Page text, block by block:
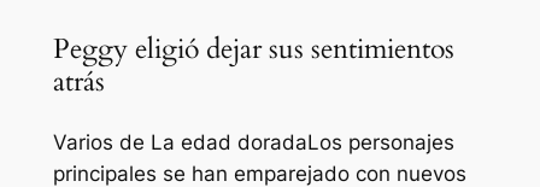
Peggy eligió dejar sus sentimientos
atrás
Varios de La edad doradaLos personajes
principales se han emparejado con nuevos